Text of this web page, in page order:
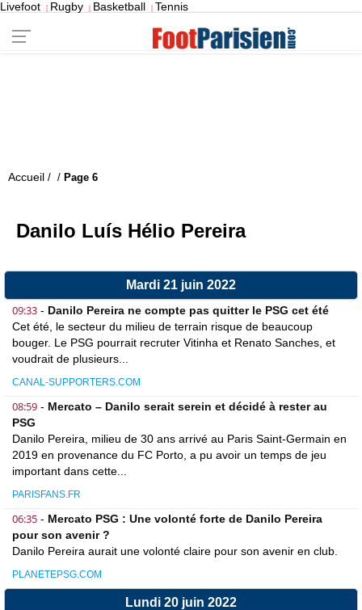
Livefoot | Rugby | Basketball | Tennis
Accueil / / Page 6
Danilo Luís Hélio Pereira
Mardi 21 juin 2022
09:33 - Danilo Pereira ne compte pas quitter le PSG cet été
Cet été, le secteur du milieu de terrain risque de beaucoup
bouger. Le PSG pourrait recruter Vitinha et Renato Sanches, et
voudrait de plusieurs...
CANAL-SUPPORTERS.COM
08:59 - Mercato – Danilo serait serein et décidé à rester au
PSG
Danilo Pereira, milieu de 30 ans arrivé au Paris Saint-Germain en
2019 en provenance du FC Porto, a pu avoir un temps de jeu
important dans cette...
PARISFANS.FR
06:35 - Mercato PSG : Une volonté forte de Danilo Pereira
pour son avenir ?
Danilo Pereira aurait une volonté claire pour son avenir en club.
PLANETEPSG.COM
Lundi 20 juin 2022